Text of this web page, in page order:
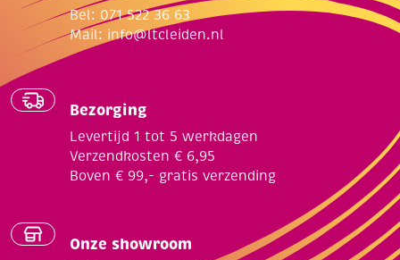
Bel: 071 522 36 63
Mail: info@ltcleiden.nl
Bezorging
Levertijd 1 tot 5 werkdagen
Verzendkosten € 6,95
Boven € 99,- gratis verzending
Onze showroom